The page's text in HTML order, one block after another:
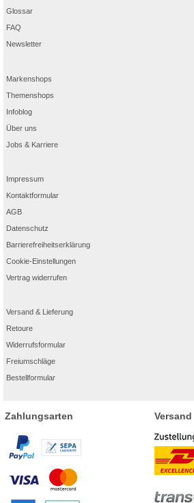
Glossar
FAQ
Newsletter
Markenshops
Themenshops
Infoblog
Über uns
Jobs & Karriere
Impressum
Kontaktformular
AGB
Datenschutz
Barrierefreiheitserklärung
Cookie-Einstellungen
Vertrag widerrufen
Versand & Lieferung
Retoure
Widerrufsformular
Freiumschläge
Bestellformular
Zahlungsarten Versand